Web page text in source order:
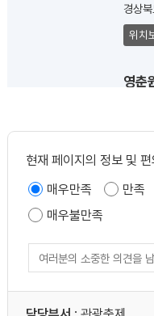
경상
위치
영춘
위치
경상
의성
경상
현재 페이지의 정보 및
매우만족
만족
매우불만족